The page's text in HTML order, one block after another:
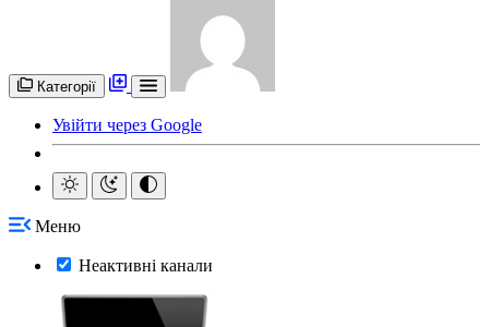
Категорії
Увійти через Google
Меню
Неактивні канали